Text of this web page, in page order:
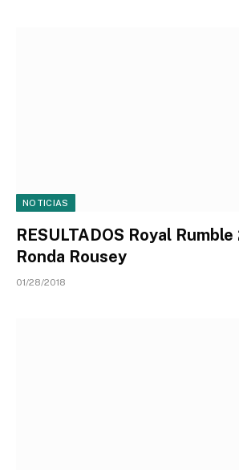
NOTICIAS
RESULTADOS Royal
Ronda Rousey
01/28/2018